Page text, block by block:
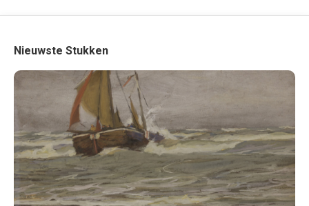
Nieuwste Stukken